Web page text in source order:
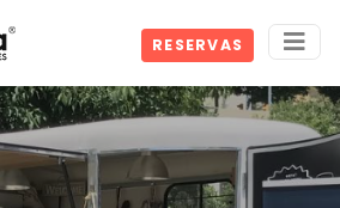
RESERVAS